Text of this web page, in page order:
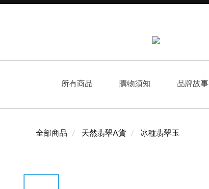
所有商品 購物須知 品牌故事
全部商品 天然翡翠A貨 冰種翡翠玉